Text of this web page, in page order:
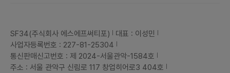
SF34(주식회사 에스에프써티포)
대표 : 이성민
사업자등록번호 : 227-81-25304
통신판매신고번호 : 제 2024-서울관악-1584호
주소 : 서울 관악구 신림로 117 창업히어로3 404호